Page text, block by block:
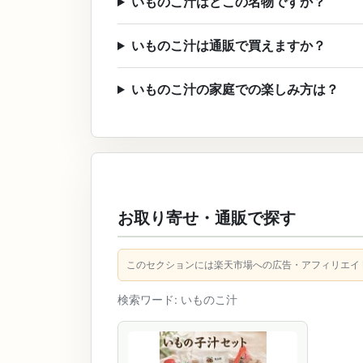
いものこ汁は通販で買えますか？
いものこ汁の家庭での楽しみ方は？
お取り寄せ・通販で探す
このセクションには楽天市場への広告・アフィリエイ
検索ワード: いものこ汁